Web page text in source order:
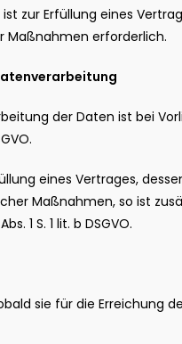
ist zur Erfüllung eines
Maßnahmen erforderlich.
der Daten ist bei
eines Vertrages,
Maßnahmen, so ist
1 S. 1 lit. b DSGVO.
sie für die Erreichung